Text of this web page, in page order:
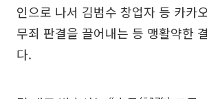
인으로 나서 김범수 창업자 등 카카
무죄 판결을 끌어내는 등 맹활약한
다.